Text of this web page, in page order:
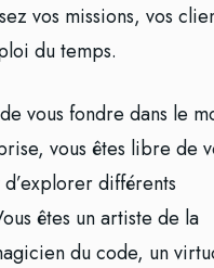
vos missions, vos
du temps.
vous fondre dans le
vous êtes libre de
différents
êtes un artiste de la
du code, un